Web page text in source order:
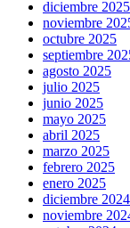
diciembre 2025
noviembre
octubre 2025
septiembre
agosto 2025
julio 2025
junio 2025
mayo 2025
abril 2025
marzo 2025
febrero 2025
enero 2025
diciembre 2024
noviembre